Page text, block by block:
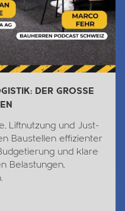
DER GROSSE
Liftnutzung und Just-
Baustellen effizienter
und klare
Belastungen,